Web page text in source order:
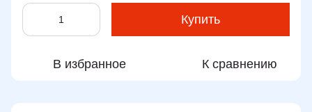
Купить
В избранное К сравнению